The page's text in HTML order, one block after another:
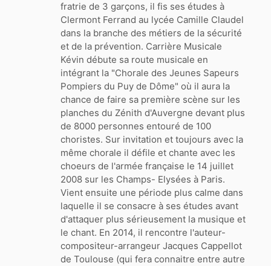
fratrie de 3 garçons, il fis ses études à
Clermont Ferrand au lycée Camille Claudel
dans la branche des métiers de la sécurité
et de la prévention. Carrière Musicale
Kévin débute sa route musicale en
intégrant la "Chorale des Jeunes Sapeurs
Pompiers du Puy de Dôme" où il aura la
chance de faire sa première scène sur les
planches du Zénith d'Auvergne devant plus
de 8000 personnes entouré de 100
choristes. Sur invitation et toujours avec la
même chorale il défile et chante avec les
choeurs de l'armée française le 14 juillet
2008 sur les Champs- Elysées à Paris.
Vient ensuite une période plus calme dans
laquelle il se consacre à ses études avant
d'attaquer plus sérieusement la musique et
le chant. En 2014, il rencontre l'auteur-
compositeur-arrangeur Jacques Cappellot
de Toulouse (qui fera connaitre entre autre